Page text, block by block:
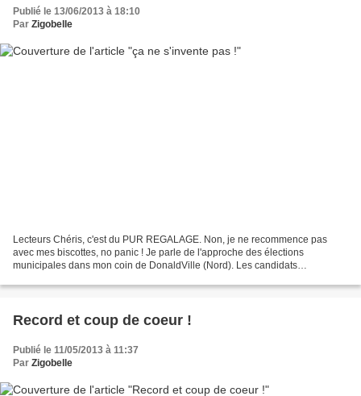
Publié le 13/06/2013 à 18:10
Par Zigobelle
Lecteurs Chéris, c'est du PUR REGALAGE. Non, je ne recommence pas
avec mes biscottes, no panic ! Je parle de l'approche des élections
municipales dans mon coin de DonaldVille (Nord). Les candidats
Record et coup de coeur !
Publié le 11/05/2013 à 11:37
Par Zigobelle